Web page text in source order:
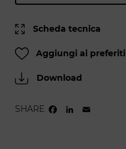
Scheda tecnica
Aggiungi ai preferiti
Download
SHARE FACEBOOK
LINKEDIN